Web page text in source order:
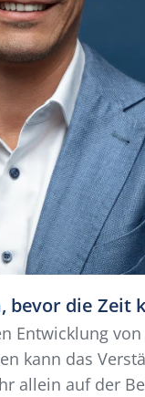
bevor die Zeit
Entwicklung
kann das
allein auf der